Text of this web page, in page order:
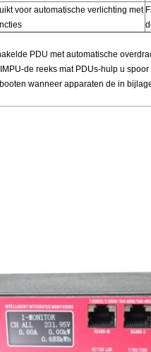
voor automatische verlichting met
PDU met automatische
de reeks mat PDUs-hulp u
wanneer apparaten de in